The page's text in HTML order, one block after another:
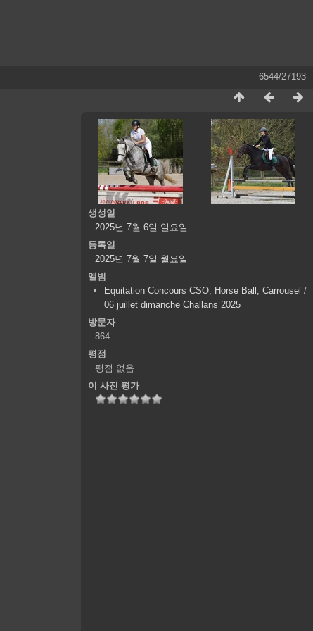
6544/27193
생성일
2025년 7월 6일 일요일
등록일
2025년 7월 7일 월요일
앨범
Equitation Concours CSO, Horse Ball, Carrousel /
06 juillet dimanche Challans 2025
방문자
864
평점
평점 없음
이 사진 평가